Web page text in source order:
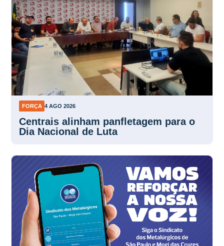
FORÇA 4 AGO 2026
Centrais alinham panfletagem para o
Dia Nacional de Luta